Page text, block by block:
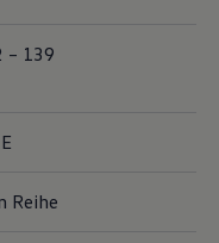
– 139
Reihe